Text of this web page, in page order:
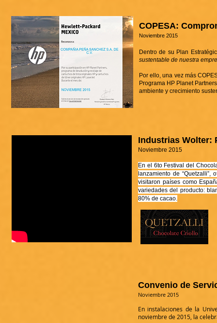
COPESA:
Noviembre 2015
Dentro de su Plan
sustentable de nuestra
Por ello, una vez más
Programa HP Planet
ambiente y crecimiento
Industrias Wolter:
Noviembre 2015
En el 6to Festival del
lanzamiento de
visitaron países como
variedades del producto:
80% de cacao.
Convenio de
Noviembre 2015
En instalaciones de la
noviembre de 2015, la